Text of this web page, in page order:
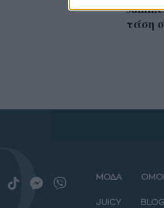
τάση
ΜΟΔΑ
JUICY